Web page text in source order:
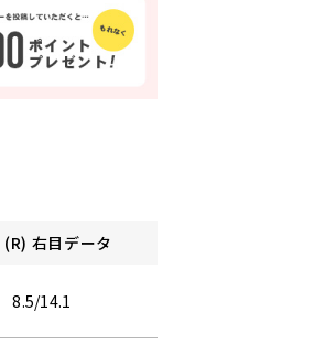
(R) 右目データ
8.5/14.1